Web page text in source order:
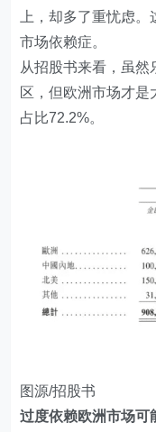
上，却多了重忧虑
市场依赖症。
从招股书来看，虽
区，但欧洲市场才是
占比72.2%。
图源/招股书
过度依赖欧洲市场可